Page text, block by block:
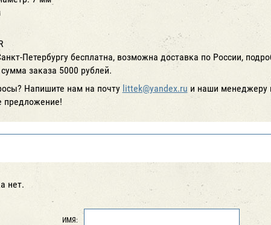
Петербургу бесплатна, возможна доставка по России,
заказа 5000 рублей.
Напишите нам на почту littek@yandex.ru и наши менеджеру
предложение!
нет.
ИМЯ: